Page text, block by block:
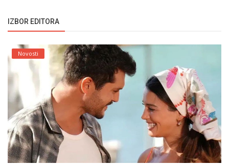
IZBOR EDITORA
Novosti